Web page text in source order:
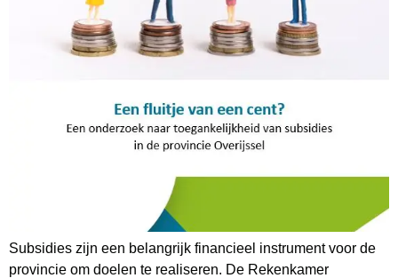
Subsidies zijn een belangrijk financieel instrument voor de
provincie om doelen te realiseren. De Rekenkamer